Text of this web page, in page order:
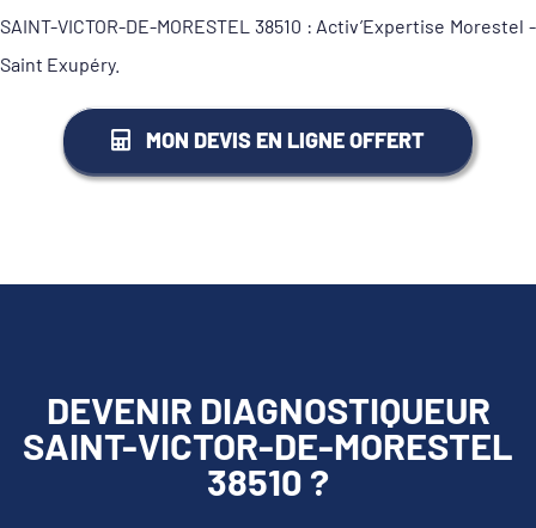
SAINT-VICTOR-DE-MORESTEL 38510 : Activ’Expertise Morestel -
Saint Exupéry.
MON DEVIS EN LIGNE OFFERT
DEVENIR DIAGNOSTIQUEUR
SAINT-VICTOR-DE-MORESTEL
38510 ?